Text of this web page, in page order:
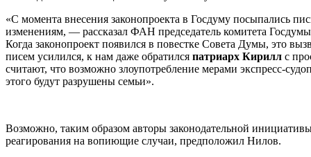
«С момента внесения законопроекта в Госдуму посыпались
изменениям, — рассказал ФАН председатель комитета
Когда законопроект появился в повестке Совета Думы, это
писем усилился, к нам даже обратился патриарх Кирилл с
считают, что возможно злоупотребление мерами экспресс-
этого будут разрушены семьи».
Возможно, таким образом авторы законодательной
реагирования на вопиющие случаи, предположил Нилов.